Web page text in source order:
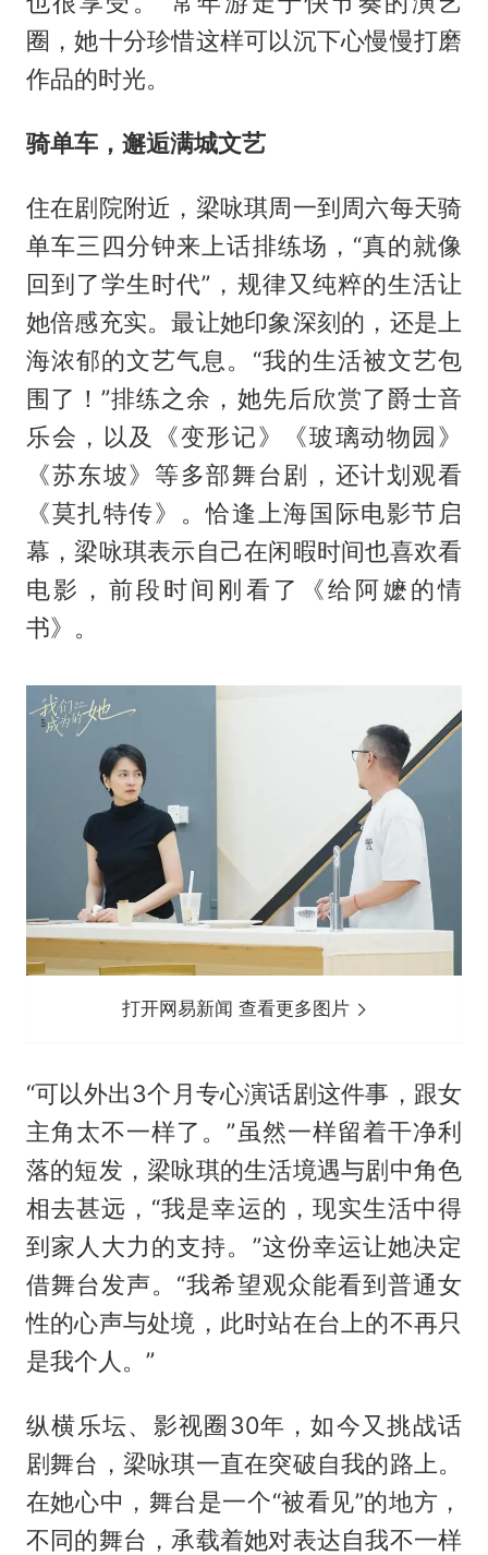
圈，她十分珍惜这样可以沉下心慢慢打磨
作品的时光。
骑单车，邂逅满城文艺
住在剧院附近，梁咏琪周一到周六每天骑
单车三四分钟来上话排练场，“真的就像
回到了学生时代”，规律又纯粹的生活让
她倍感充实。最让她印象深刻的，还是上
海浓郁的文艺气息。“我的生活被文艺包
围了！”排练之余，她先后欣赏了爵士音
乐会，以及《变形记》《玻璃动物园》
《苏东坡》等多部舞台剧，还计划观看
《莫扎特传》。恰逢上海国际电影节启
幕，梁咏琪表示自己在闲暇时间也喜欢看
电影，前段时间刚看了《给阿嬷的情
书》。
打开网易新闻 查看更多图片
“可以外出3个月专心演话剧这件事，跟女
主角太不一样了。”虽然一样留着干净利
落的短发，梁咏琪的生活境遇与剧中角色
相去甚远，“我是幸运的，现实生活中得
到家人大力的支持。”这份幸运让她决定
借舞台发声。“我希望观众能看到普通女
性的心声与处境，此时站在台上的不再只
是我个人。”
纵横乐坛、影视圈30年，如今又挑战话
剧舞台，梁咏琪一直在突破自我的路上。
在她心中，舞台是一个“被看见”的地方，
不同的舞台，承载着她对表达自我不一样